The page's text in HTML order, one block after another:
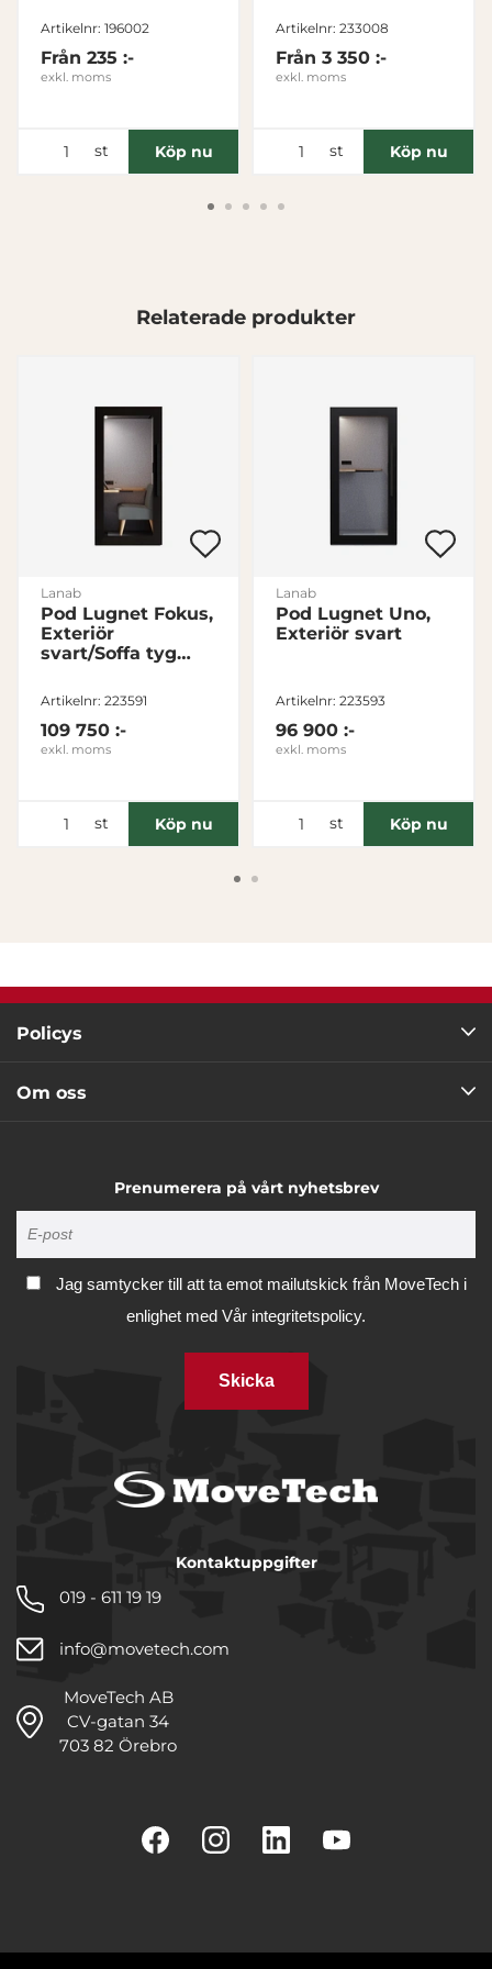
Inställningar
Artikelnr: 196002
Från 235 :-
exkl. moms
st Köp nu
Artikelnr: 233008
Från 3 350 :-
exkl. moms
st Köp nu
Relaterade produkter
Lanab
Pod Lugnet Fokus,
Exteriör
svart/Soffa tyg
Artikelnr: 223591
109 750 :-
exkl. moms
st Köp nu
Lanab
Pod Lugnet Uno,
Exteriör svart
Artikelnr: 223593
96 900 :-
exkl. moms
st Köp nu
Policys
Om oss
Prenumerera på vårt nyhetsbrev
Jag samtycker till att ta emot mailutskick från MoveTech i
enlighet med Vår integritetspolicy.
Skicka
Kontaktuppgifter
019 - 611 19 19
info@movetech.com
MoveTech AB
CV-gatan 34
703 82 Örebro